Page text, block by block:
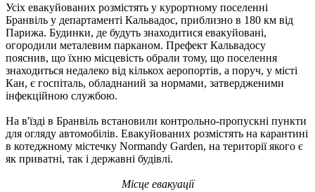
Усіх евакуйованих розмістять у курортному поселенні
Бранвіль у департаменті Кальвадос, приблизно в 180 км від
Парижа. Будинки, де будуть знаходитися евакуйовані,
огородили металевим парканом. Префект Кальвадосу
пояснив, що їхню місцевість обрали тому, що поселення
знаходиться недалеко від кількох аеропортів, а поруч, у місті
Кан, є госпіталь, обладнаний за нормами, затвердженими
інфекційною службою.
На в'їзді в Бранвіль встановили контрольно-пропускні пункти
для огляду автомобілів. Евакуйованих розмістять на карантині
в котеджному містечку Normandy Garden, на території якого є
як приватні, так і державні будівлі.
Місце евакуації